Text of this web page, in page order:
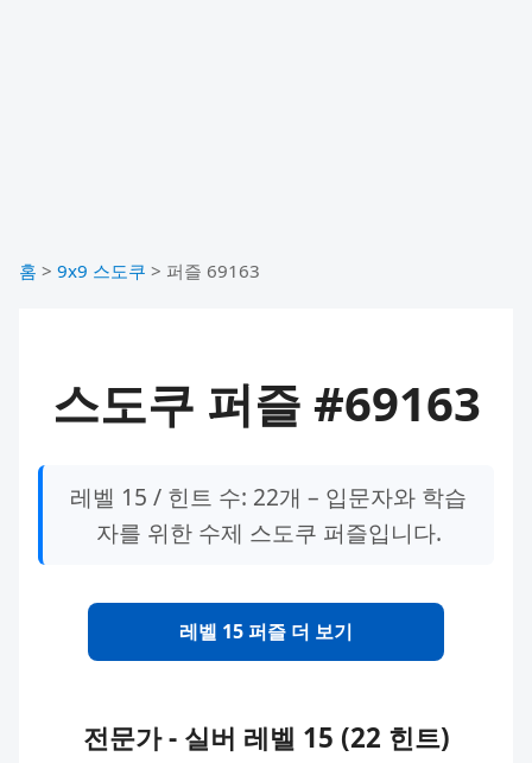
홈 > 9x9 스도쿠 > 퍼즐 69163
스도쿠 퍼즐 #69163
레벨 15 / 힌트 수: 22개 – 입문자와 학습
자를 위한 수제 스도쿠 퍼즐입니다.
레벨 15 퍼즐 더 보기
전문가 - 실버 레벨 15 (22 힌트)